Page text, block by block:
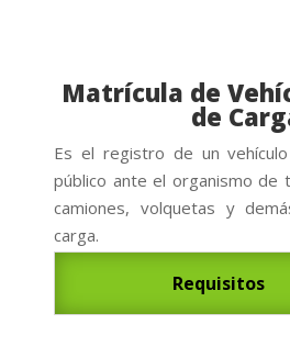
Matrícula de
de
Es el registro de un
público ante el organismo de
camiones, volquetas y
carga.
Requisitos